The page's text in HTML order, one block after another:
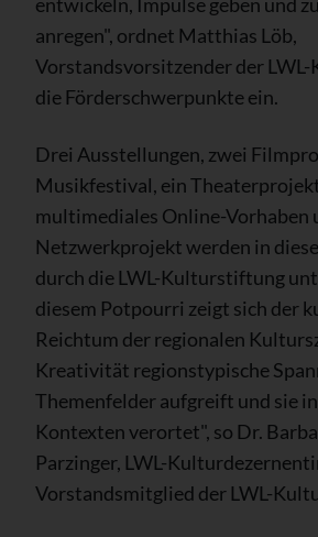
anregen", ordnet Matthias Löb,
Vorstandsvorsitzender der
die Förderschwerpunkte ein.
Drei Ausstellungen, zwei
Musikfestival, ein
multimediales Online-Vorhaben
Netzwerkprojekt werden in
durch die LWL-Kulturstiftung
diesem Potpourri zeigt sich der
Reichtum der regionalen
Kreativität regionstypische
Themenfelder aufgreift und sie
Kontexten verortet", so Dr.
Parzinger, LWL-
Vorstandsmitglied der LWL-